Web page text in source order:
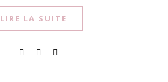
LIRE LA SUITE